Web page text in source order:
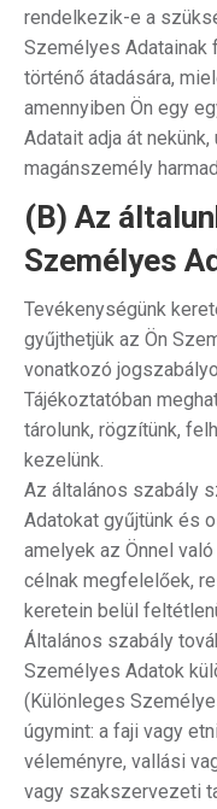
rendelkezik-e a
Személyes Adatainak
történő átadására,
amennyiben Ön egy
Adatait adja át
magánszemély
(B) Az
Személyes
Tevékenységünk
gyűjthetjük az Ön
vonatkozó
Tájékoztatóban
tárolunk, rögzítünk,
kezelünk.
Az általános szabály
Adatokat gyűjtünk és
amelyek az Önnel
célnak megfelelőek,
keretein belül
Általános szabály
Személyes Adatok
(Különleges
úgymint: a faji vagy
véleményre, vallási
vagy szakszervezeti